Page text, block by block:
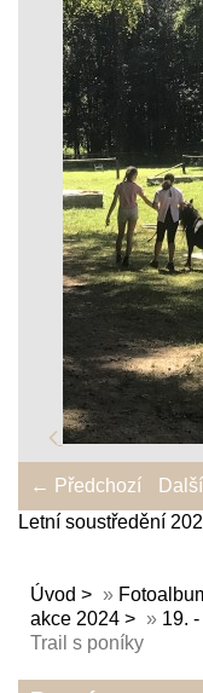
← Předchozí
Letní soustředění
Úvod »
akce 2024
» 19.
Trail s poníky